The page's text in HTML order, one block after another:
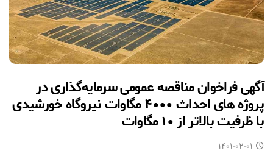
آگهی فراخوان مناقصه عمومی سرمایه‌گذاری در
پروژه های احداث ۴۰۰۰ مگاوات نیروگاه خورشیدی
با ظرفیت بالاتر از ۱۰ مگاوات
۱۴۰۱-۰۲-۰۱